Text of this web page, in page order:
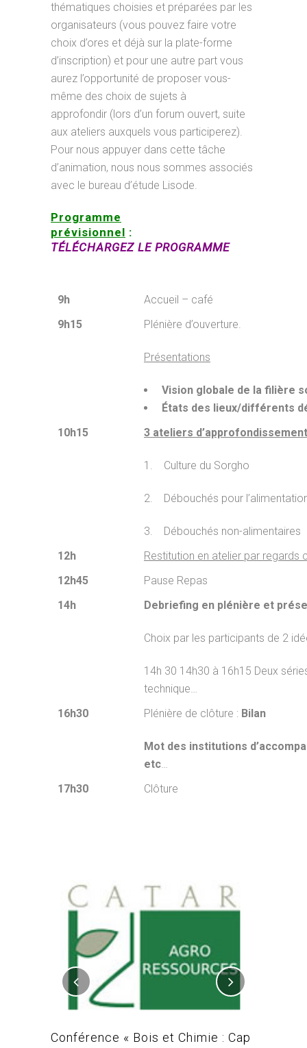
thématiques choisies et préparées par les
organisateurs (vous pouvez faire votre
choix d’ores et déjà sur la plate-forme
d’inscription) et pour une autre part vous
aurez l’opportunité de proposer vous-
même des choix de sujets à
approfondir (lors d’un forum ouvert, suite
aux ateliers auxquels vous participerez).
Pour nous appuyer dans cette tâche
d’animation, nous nous sommes associés
avec le bureau d’étude Lisode.
Programme
prévisionnel :
TÉLÉCHARGEZ LE PROGRAMME
9h
Accueil – café
9h15
Plénière d’ouverture.
Présentations
Vision globale de la filière
États des lieux/différents
10h15
3 ateliers
1. Culture du Sorgho
2. Débouchés pour
3. Débouchés non-alimentaires
12h
Restitution en atelier par regards
12h45
Pause Repas
14h
Debriefing en plénière et
Choix par les participants de 2
14h 30 14h30 à 16h15 Deux
technique…
16h30
Plénière de clôture : Bilan
Mot des institutions
etc…
17h30
Clôture
Conférence « Bois et Chimie : Cap